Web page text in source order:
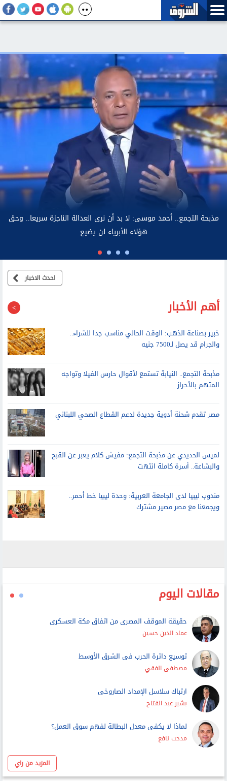
طقس الغد شديد الحرارة رطب نهارا مائل للحرارة رطب ليلا..
والعظمي بالقاهرة 40
احدث الاخبار
أهم الأخبار
خبير بصناعة الذهب: الوقت الحالي مناسب جدا للشراء..
والجرام قد يصل لـ7500 جنيه
مذبحة التجمع.. النيابة تستمع لأقوال حارس الفيلا وتواجه
المتهم بالأحراز
مصر تقدم شحنة أدوية جديدة لدعم القطاع الصحي اللبناني
لميس الحديدي عن مذبحة التجمع: مفيش كلام يعبر عن القبح
والبشاعة.. أسرة كاملة انتهت
مندوب ليبيا لدى الجامعة العربية: وحدة ليبيا خط أحمر..
ويجمعنا مع مصر مصير مشترك
مقالات اليوم
حقيقة الموقف المصرى من اتفاق مكة العسكرى
عماد الدين حسين
توسيع دائرة الحرب فى الشرق الأوسط
مصطفى الفقي
ارتباك سلاسل الإمداد الصاروخى
بشير عبد الفتاح
لماذا لا يكفى معدل البطالة لفهم سوق العمل؟
مدحت نافع
المزيد من راي